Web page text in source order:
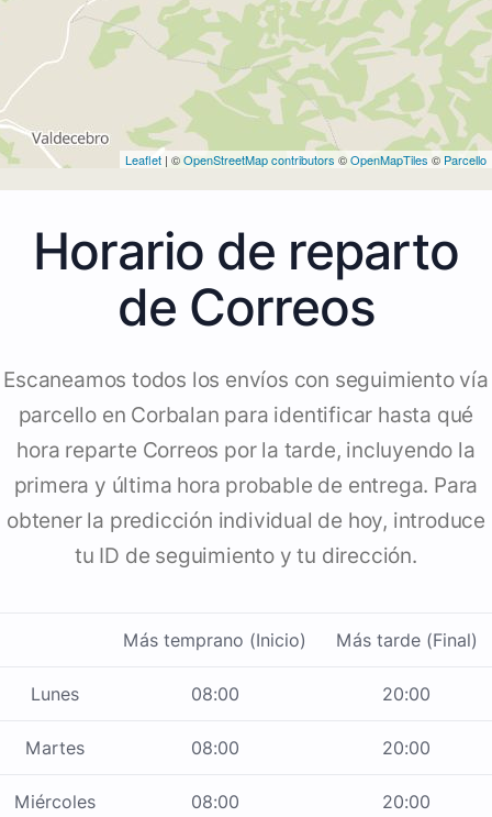
Leaflet | ©OpenStreetMap contributors ©OpenMapTiles © Parcello
Horario de reparto
de Correos
Escaneamos todos los envíos con seguimiento vía
parcello en Corbalan para identificar hasta qué
hora reparte Correos por la tarde, incluyendo la
primera y última hora probable de entrega. Para
obtener la predicción individual de hoy, introduce
tu ID de seguimiento y tu dirección.
Más temprano (Inicio) Más tarde (Final)
Lunes 08:00 20:00
Martes 08:00 20:00
Miércoles 08:00 20:00